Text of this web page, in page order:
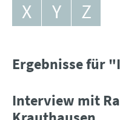
X
Y Z
Ergebnisse für
Interview mit